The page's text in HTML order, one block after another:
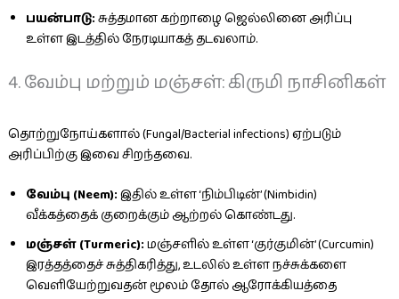
பயன்பாடு:சுத்தமான கற்றாழை ஜெல்லினை அரிப்பு
உள்ள இடத்தில் நேரடியாகத் தடவலாம்.
4. வேம்பு மற்றும் மஞ்சள்: கிருமி நாசினிகள்
தொற்றுநோய்களால் (Fungal/Bacterial infections) ஏற்படும்
அரிப்பிற்கு இவை சிறந்தவை.
வேம்பு (Neem):இதில் உள்ள ‘நிம்பிடின்’ (Nimbidin)
வீக்கத்தைக் குறைக்கும் ஆற்றல் கொண்டது.
மஞ்சள் (Turmeric):மஞ்சளில் உள்ள ‘குர்குமின்’ (Curcumin)
இரத்தத்தைச் சுத்திகரித்து, உடலில் உள்ள நச்சுக்களை
வெளியேற்றுவதன் மூலம் தோல் ஆரோக்கியத்தை